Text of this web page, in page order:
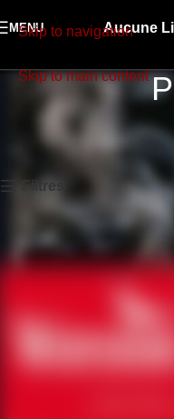
Skip to navigation
Skip to main content
MENU Aucune
Accueil TABAC Paquet
Filtres